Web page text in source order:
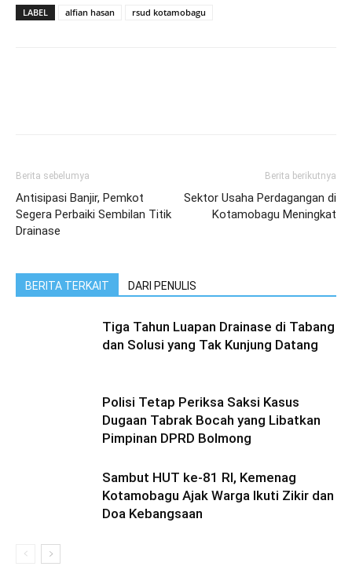
LABEL alfian hasan rsud kotamobagu
Berita sebelumya
Antisipasi Banjir, Pemkot
Segera Perbaiki Sembilan Titik
Drainase
Berita berikutnya
Sektor Usaha Perdagangan di
Kotamobagu Meningkat
BERITA TERKAIT DARI PENULIS
Tiga Tahun Luapan Drainase di Tabang
dan Solusi yang Tak Kunjung Datang
Polisi Tetap Periksa Saksi Kasus
Dugaan Tabrak Bocah yang Libatkan
Pimpinan DPRD Bolmong
Sambut HUT ke-81 RI, Kemenag
Kotamobagu Ajak Warga Ikuti Zikir dan
Doa Kebangsaan